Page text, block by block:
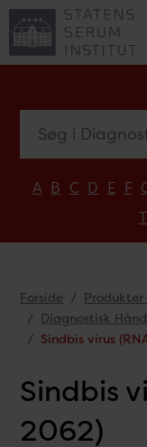
A B C D E F
T
Forside
Diagnostisk
Sindbis virus
Sindbis
2062)